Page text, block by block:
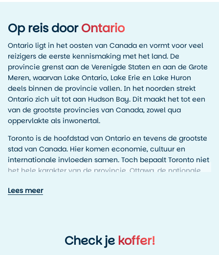
Op reis doorOntario
Ontario ligt in het oosten van Canada en vormt voor veel
reizigers de eerste kennismaking met het land. De
provincie grenst aan de Verenigde Staten en aan de Grote
Meren, waarvan Lake Ontario, Lake Erie en Lake Huron
deels binnen de provincie vallen. In het noorden strekt
Ontario zich uit tot aan Hudson Bay. Dit maakt het tot een
van de grootste provincies van Canada, zowel qua
oppervlakte als inwonertal.
Toronto is de hoofdstad van Ontario en tevens de grootste
stad van Canada. Hier komen economie, cultuur en
internationale invloeden samen. Toch bepaalt Toronto niet
het hele karakter van de provincie. Ottawa, de nationale
compacter en bestuurlijker, met brede lanen, musea en
dorpen die vaak ontstaan zijn rond spoorlijnen, mijnbouw
Lees meer
Check jekoffer!